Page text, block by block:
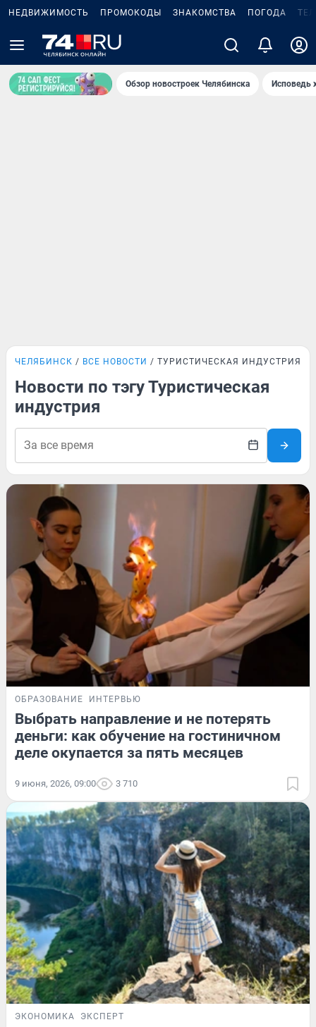
НЕДВИЖИМОСТЬ ПРОМОКОДЫ ЗНАКОМСТВА ПОГОДА
Обзор новостроек Челябинска Исповедь
ЧЕЛЯБИНСК ВСЕ НОВОСТИ ТУРИСТИЧЕСКАЯ ИНДУСТРИЯ
Новости по тэгу Туристическая
индустрия
ОБРАЗОВАНИЕ ИНТЕРВЬЮ
Выбрать направление и не потерять
деньги: как обучение на гостиничном
деле окупается за пять месяцев
9 июня, 2026, 09:00 3 710
ЭКОНОМИКА ЭКСПЕРТ